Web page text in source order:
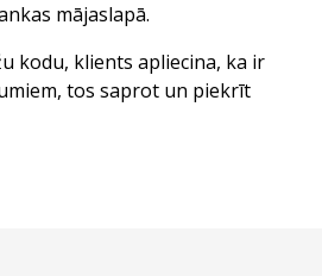
mājaslapā.
kodu, klients apliecina, ka ir
tos saprot un piekrīt